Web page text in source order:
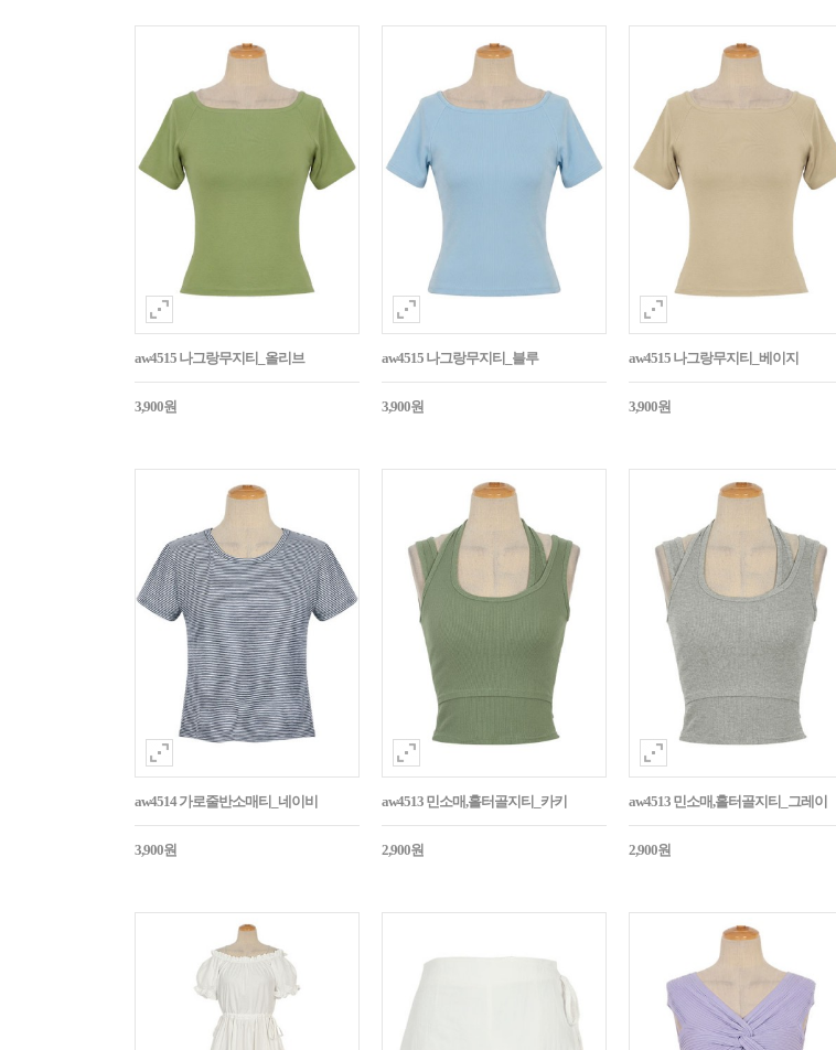
aw4515 나그랑무지티_올리브
3,900원
aw4515 나그랑무지티_블루
3,900원
aw4515 나그랑무지티_베이지
3,900원
aw4514 가로줄반소매티_네이비
3,900원
aw4513 민소매,홀터골지티_카키
2,900원
aw4513 민소매,홀터골지티_그레이
2,900원